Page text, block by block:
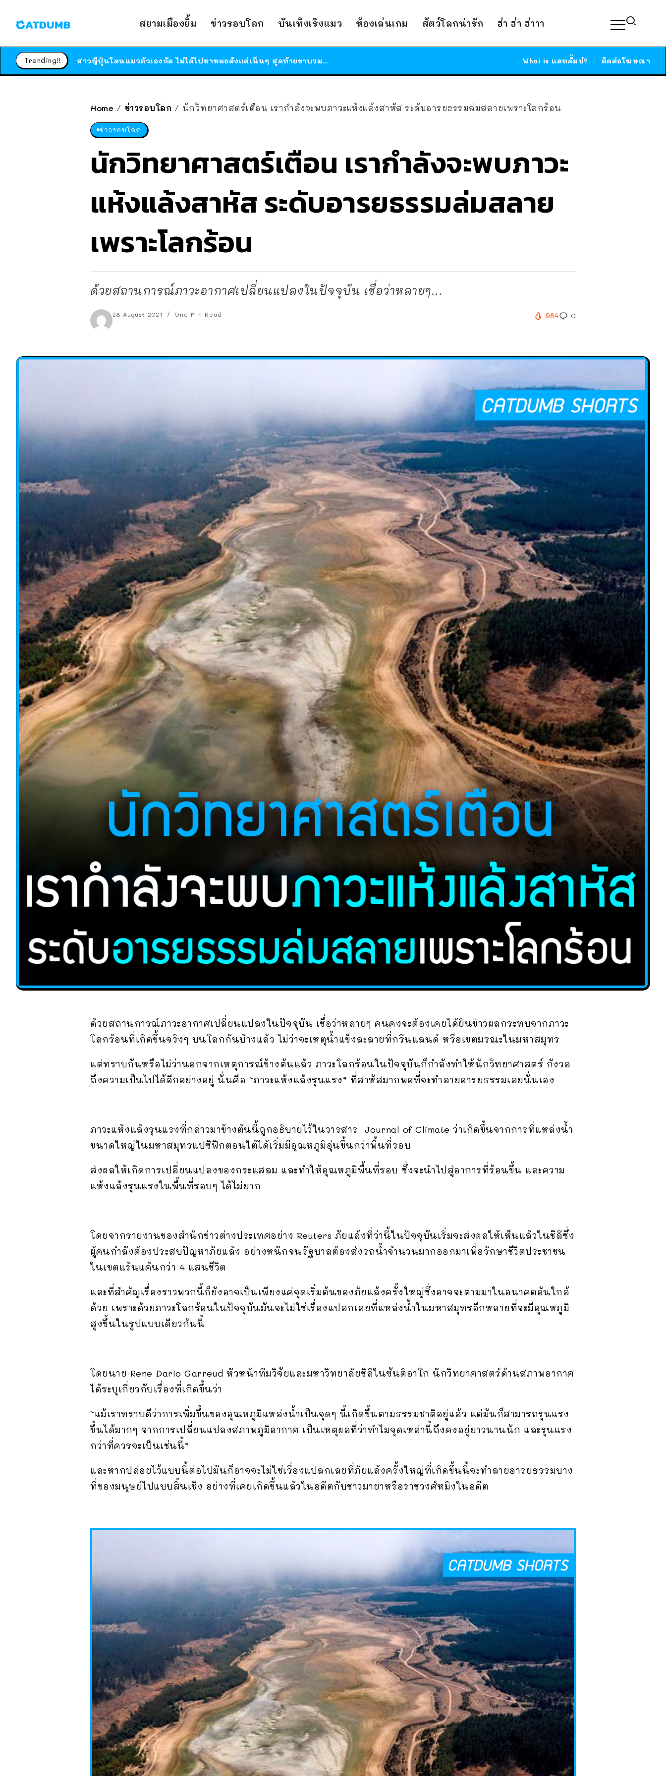
สยามเมืองยิ้ม ข่าวรอบโลก บันเทิงเริงแมว ห้องเล่นเกม สัตว์โลกน่ารัก ฮ่า ฮ่า ฮ่าาา
Trending!!
ร้านอาหารในนิวยอร์กประกาศปิดตัวลง หลังอยู่มานานกว่า 45 ปี ติดป้ายขอบคุณลูกค้าทุกคน แถมสูตรทำไวท์ซอสให้แบบจัดเต็ม
ได้เวลาเด็กหนวดรวมตัว RF Online Next เปิดให้เล่นแล้ว เกม Sci-Fi MMORPG ระดับตำนาน เล่นได้ทั้งมือถือและ PC Whai is แคทดั๊มบ์? ติดต่อโฆษณา
Home / ข่าวรอบโลก / นักวิทยาศาสตร์เตือน เรากำลังจะพบภาวะแห้งแล้งสาหัส ระดับอารยธรรมล่มสลายเพราะโลกร้อน
ข่าวรอบโลก
นักวิทยาศาสตร์เตือน เรากำลังจะพบภาวะ
แห้งแล้งสาหัส ระดับอารยธรรมล่มสลาย
เพราะโลกร้อน
ด้วยสถานการณ์ภาวะอากาศเปลี่ยนแปลงในปัจจุบัน เชื่อว่าหลายๆ...
28 August 2021 One Min Read 984 0
ด้วยสถานการณ์ภาวะอากาศเปลี่ยนแปลงในปัจจุบัน เชื่อว่าหลายๆ คนคงจะต้องเคยได้ยินข่าวผลกระทบจากภาวะ
โลกร้อนที่เกิดขึ้นจริงๆ บนโลกกันบ้างแล้ว ไม่ว่าจะเหตุน้ำแข็งละลายที่กรีนแลนด์ หรือเขตมรณะในมหาสมุทร
แต่ทราบกันหรือไม่ว่านอกจากเหตุการณ์ข้างต้นแล้ว ภาวะโลกร้อนในปัจจุบันก็กำลังทำให้นักวิทยาศาสตร์ กังวล
ถึงความเป็นไปได้อีกอย่างอยู่ นั่นคือ “ภาวะแห้งแล้งรุนแรง” ที่สาหัสมากพอที่จะทำลายอารยธรรมเลยนั่นเอง
ภาวะแห้งแล้งรุนแรงที่กล่าวมาข้างต้นนี้ถูกอธิบายไว้ในวารสาร Journal of Climate ว่าเกิดขึ้นจากการที่แหล่งน้ำ
ขนาดใหญ่ในมหาสมุทรแปซิฟิกตอนใต้ได้เริ่มมีอุณหภูมิอุ่นขึ้นกว่าพื้นที่รอบ
ส่งผลให้เกิดการเปลี่ยนแปลงของกระแสลม และทำให้อุณหภูมิพื้นที่รอบ ซึ่งจะนำไปสู่อาการที่ร้อนขึ้น และความ
แห้งแล้งรุนแรงในพื้นที่รอบๆ ได้ไม่ยาก
โดยจากรายงานของสำนักข่าวต่างประเทศอย่าง Reuters ภัยแล้งที่ว่านี้ในปัจจุบันเริ่มจะส่งผลให้เห็นแล้วในชิลีซึ่ง
ผู้คนกำลังต้องประสบปัญหาภัยแล้ง อย่างหนักจนรัฐบาลต้องส่งรถน้ำจำนวนมากออกมาเพื่อรักษาชีวิตประชาชน
ในเขตแร้นแค้นกว่า 4 แสนชีวิต
และที่สำคัญเรื่องราวพวกนี้ก็ยังอาจเป็นเพียงแค่จุดเริ่มต้นของภัยแล้งครั้งใหญ่ซึ่งอาจจะตามมาในอนาคตอันใกล้
ด้วย เพราะด้วยภาวะโลกร้อนในปัจจุบันมันจะไม่ใช่เรื่องแปลกเลยที่แหล่งน้ำในมหาสมุทรอีกหลายที่จะมีอุณหภูมิ
สูงขึ้นในรูปแบบเดียวกันนี้
โดยนาย Rene Dario Garreud หัวหน้าทีมวิจัยและมหาวิทยาลัยชิลีในซันติอาโก นักวิทยาศาสตร์ด้านสภาพอากาศ
ได้ระบุเกี่ยวกับเรื่องที่เกิดขึ้นว่า
“แม้เราทราบดีว่าการเพิ่มขึ้นของอุณหภูมิแหล่งน้ำเป็นจุดๆ นี้เกิดขึ้นตามธรรมชาติอยู่แล้ว แต่มันก็สามารถรุนแรง
ขึ้นได้มากๆ จากการเปลี่ยนแปลงสภาพภูมิอากาศ เป็นเหตุผลที่ว่าทำไมจุดเหล่านี้ถึงคงอยู่ยาวนานนัก และรุนแรง
กว่าที่ควรจะเป็นเช่นนี้”
และหากปล่อยไว้แบบนี้ต่อไปมันก็อาจจะไม่ใช่เรื่องแปลกเลยที่ภัยแล้งครั้งใหญ่ที่เกิดขึ้นนี้จะทำลายอารยธรรมบาง
ที่ของมนุษย์ไปแบบสิ้นเชิง อย่างที่เคยเกิดขึ้นแล้วในอดีตกับชาวมายาหรือราชวงศ์หมิงในอดีต